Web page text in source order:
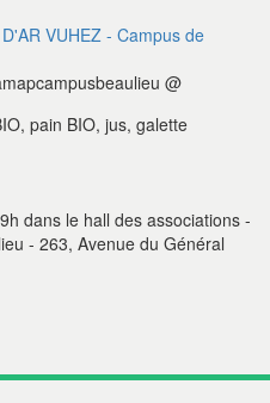
VUHEZ - Campus de
@
pain BIO, jus, galette
dans le hall des associations -
- 263, Avenue du Général